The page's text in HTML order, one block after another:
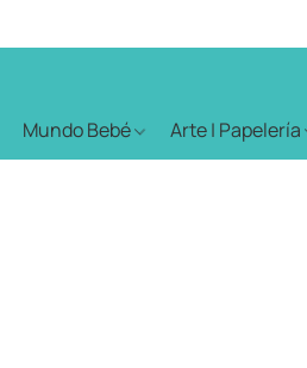
Mundo Bebé Arte | Papelería